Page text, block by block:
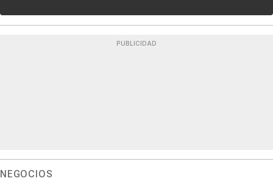
PUBLICIDAD
NEGOCIOS